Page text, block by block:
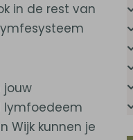
in de rest van
jouw
lymfoedeem
Wijk kunnen je